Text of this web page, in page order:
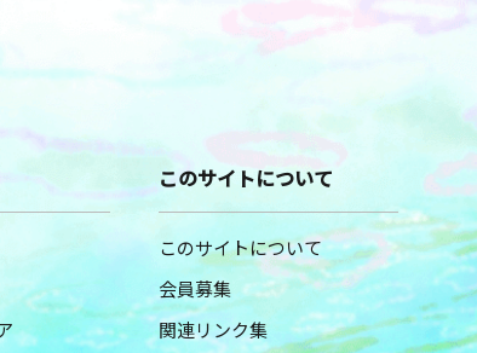
このサイトについて
このサイトについて
会員募集
関連リンク集